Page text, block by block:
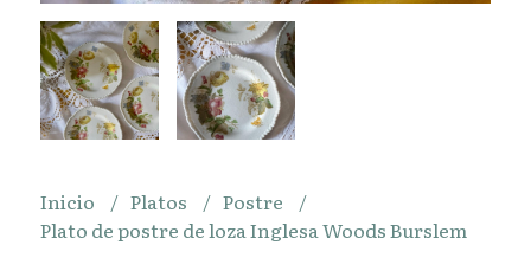
Inicio Platos
Postre
Plato de postre de loza Inglesa Woods Burslem